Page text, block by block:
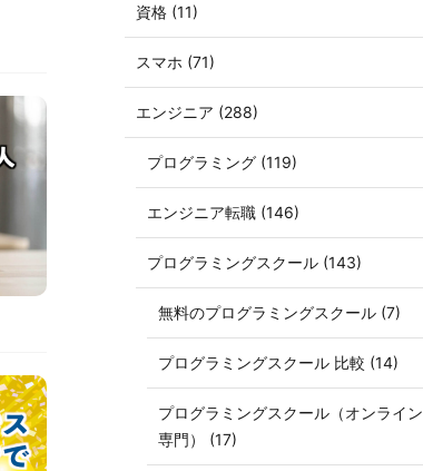
資格 (11)
スマホ (71)
エンジニア (288)
プログラミング (119)
エンジニア転職 (146)
プログラミングスクール (143)
無料のプログラミングスクール (7)
プログラミングスクール 比較 (14)
プログラミングスクール（オンライン
専門） (17)